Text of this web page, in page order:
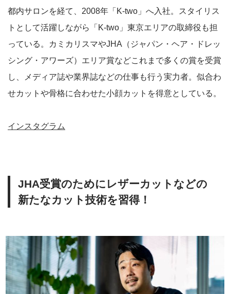
都内サロンを経て、2008年「K-two」へ入社。スタイリス
トとして活躍しながら「K-two」東京エリアの取締役も担
っている。カミカリスマやJHA（ジャパン・ヘア・ドレッ
シング・アワーズ）エリア賞などこれまで多くの賞を受賞
し、メディア誌や業界誌などの仕事も行う実力者。似合わ
せカットや骨格に合わせた小顔カットを得意としている。
インスタグラム
JHA受賞のためにレザーカットなどの
新たなカット技術を習得！